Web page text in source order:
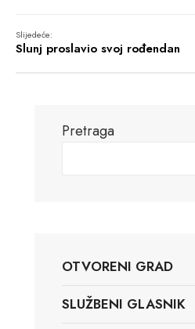
Slijedeće:
Slunj proslavio svoj rođendan
Pretraga
OTVORENI GRAD
SLUŽBENI GLASNIK